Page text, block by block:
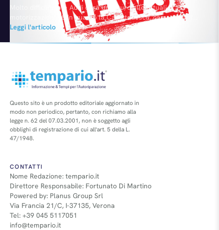
Molto difficilmente Audi darà un futuro alle attuali
motorizzazioni V8 in quanto la Casa tedesca, come tutto il
Gruppo Volkswagen, punterà forte sull'elettrificazione che
inciderà tra il 25% e il 35% del totale produttivo nel 2025. La
notizia è stata rivelata da Autocar citando fonti anonime
Leggi l'articolo
Questo sito è un prodotto editoriale aggiornato in
modo non periodico, pertanto, con richiamo alla
legge n. 62 del 07.03.2001, non è soggetto agli
obblighi di registrazione di cui all'art. 5 della L.
47/1948.
CONTATTI
Nome Redazione: tempario.it
Direttore Responsabile: Fortunato Di Martino
Powered by: Planus Group Srl
Via Francia 21/C, I-37135, Verona
Tel: +39 045 5117051
info@tempario.it